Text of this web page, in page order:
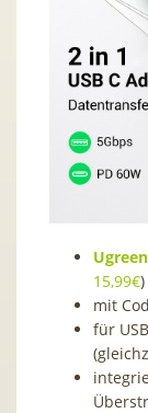
15,99€)
mit
für